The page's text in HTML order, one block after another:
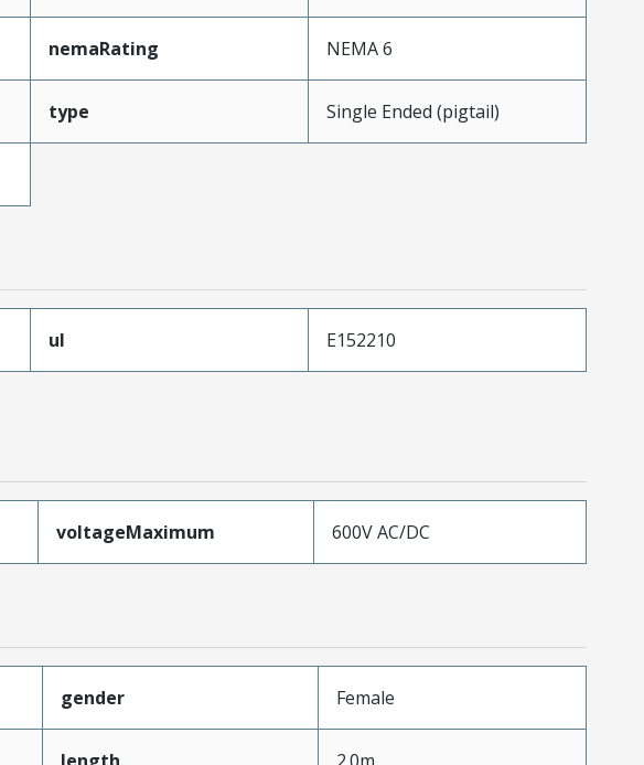
nemaRating NEMA 6
type Single Ended (pigtail)
ul
E152210
voltageMaximum 600V AC/DC
gender Female